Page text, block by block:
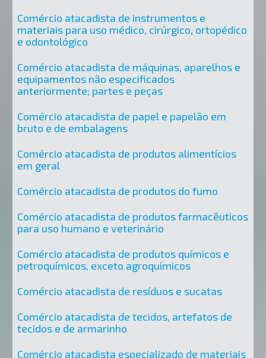
Comércio atacadista de instrumentos e
materiais para uso médico, cirúrgico, ortopédico
e odontológico
Comércio atacadista de máquinas, aparelhos e
equipamentos não especificados
anteriormente; partes e peças
Comércio atacadista de papel e papelão em
bruto e de embalagens
Comércio atacadista de produtos alimentícios
em geral
Comércio atacadista de produtos do fumo
Comércio atacadista de produtos farmacêuticos
para uso humano e veterinário
Comércio atacadista de produtos químicos e
petroquímicos, exceto agroquímicos
Comércio atacadista de resíduos e sucatas
Comércio atacadista de tecidos, artefatos de
tecidos e de armarinho
Comércio atacadista especializado de materiais